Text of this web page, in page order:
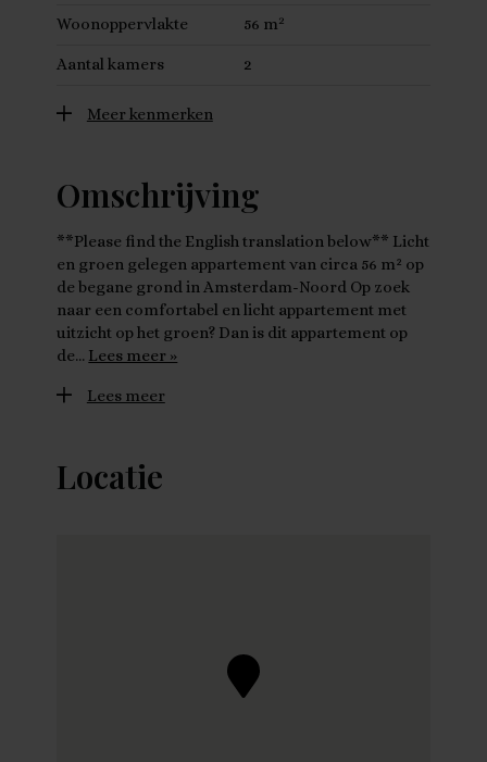
Woonoppervlakte 56 m2
Aantal kamers 2
Meer kenmerken
Omschrijving
**Please find the English translation below** Licht
en groen gelegen appartement van circa 56 m² op
de begane grond in Amsterdam-Noord Op zoek
naar een comfortabel en licht appartement met
uitzicht op het groen? Dan is dit appartement op
de… Lees meer »
Lees meer
Locatie